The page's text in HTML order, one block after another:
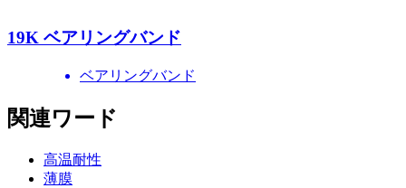
19K ベアリングバンド
ベアリングバンド
関連ワード
高温耐性
薄膜